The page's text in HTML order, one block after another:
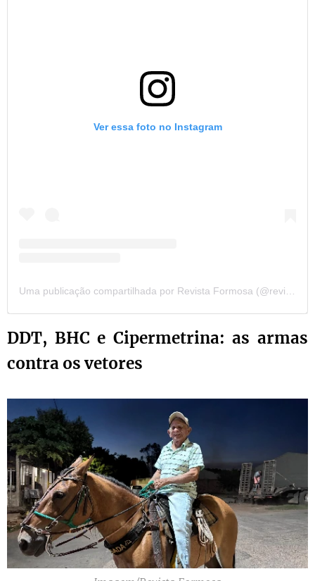
Ver essa foto no Instagram
Uma publicação compartilhada por Revista Formosa (@revista.formosa)
DDT, BHC e Cipermetrina: as armas
contra os vetores